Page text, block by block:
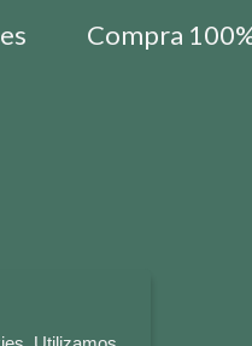
Compra